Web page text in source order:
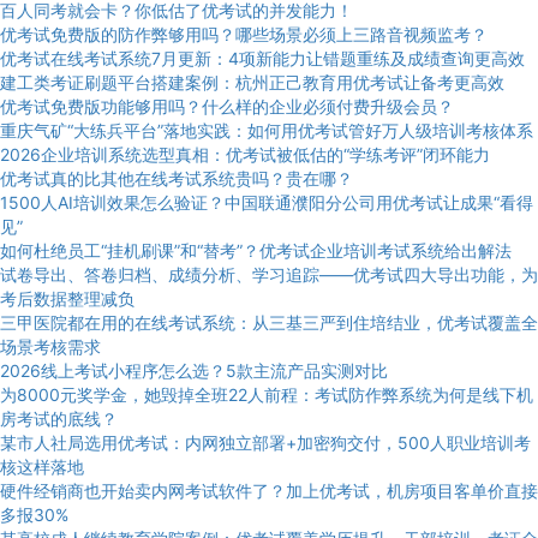
百人同考就会卡？你低估了优考试的并发能力！
优考试免费版的防作弊够用吗？哪些场景必须上三路音视频监考？
优考试在线考试系统7月更新：4项新能力让错题重练及成绩查询更高效
建工类考证刷题平台搭建案例：杭州正己教育用优考试让备考更高效
优考试免费版功能够用吗？什么样的企业必须付费升级会员？
重庆气矿“大练兵平台”落地实践：如何用优考试管好万人级培训考核体系
2026企业培训系统选型真相：优考试被低估的“学练考评”闭环能力
优考试真的比其他在线考试系统贵吗？贵在哪？
1500人AI培训效果怎么验证？中国联通濮阳分公司用优考试让成果“看得
见”
如何杜绝员工“挂机刷课”和“替考”？优考试企业培训考试系统给出解法
试卷导出、答卷归档、成绩分析、学习追踪——优考试四大导出功能，为
考后数据整理减负
三甲医院都在用的在线考试系统：从三基三严到住培结业，优考试覆盖全
场景考核需求
2026线上考试小程序怎么选？5款主流产品实测对比
为8000元奖学金，她毁掉全班22人前程：考试防作弊系统为何是线下机
房考试的底线？
某市人社局选用优考试：内网独立部署+加密狗交付，500人职业培训考
核这样落地
硬件经销商也开始卖内网考试软件了？加上优考试，机房项目客单价直接
多报30%